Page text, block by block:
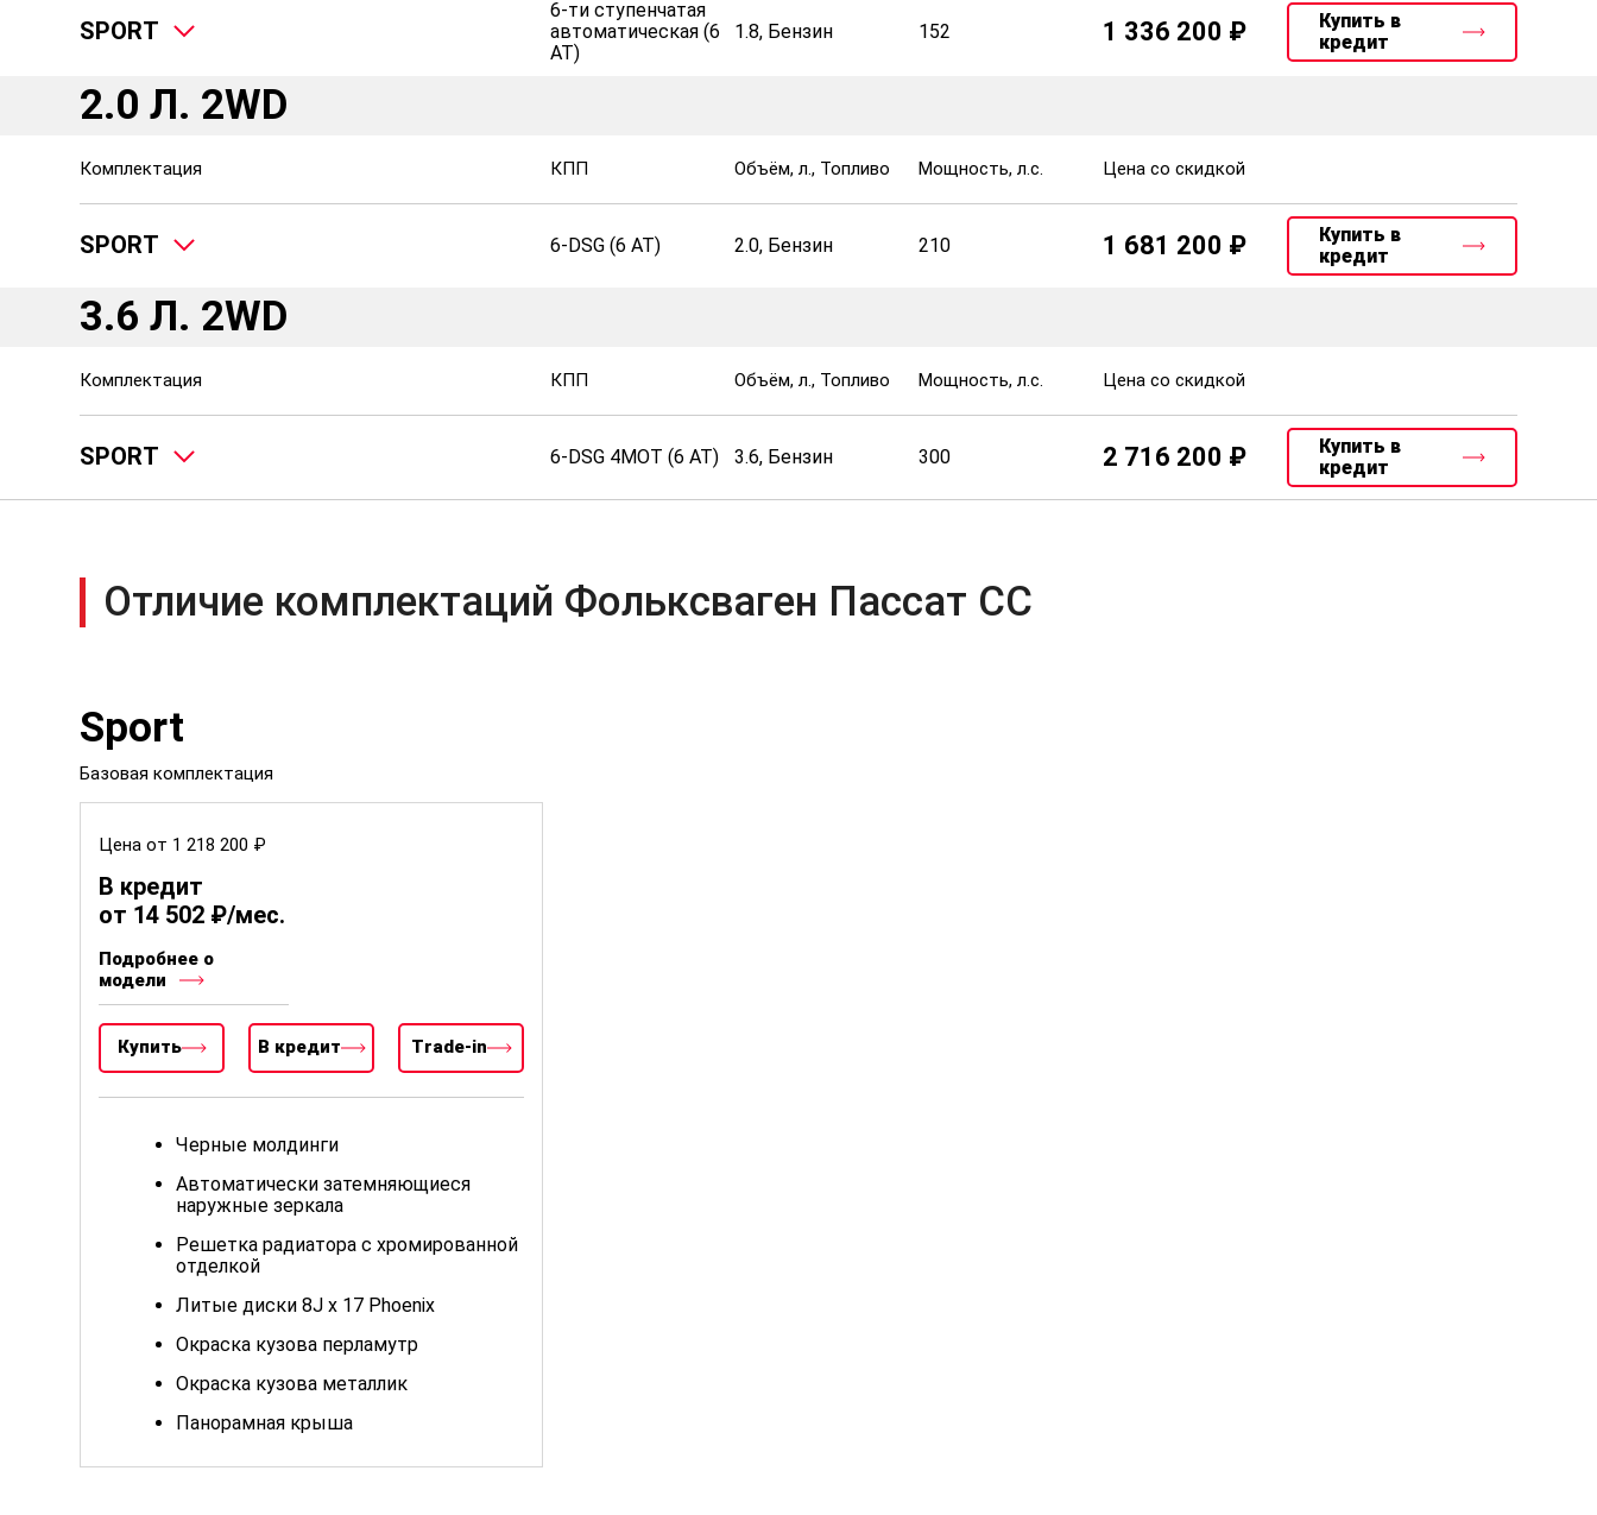
SPORT
6-ти ступенчатая
автоматическая (6
AT)
1.8, Бензин 152 1 336 200
Купить в
кредит
2.0 Л. 2WD
Комплектация КПП Объём, л., Топливо Мощность, л.с. Цена со скидкой
SPORT 6-DSG (6 AT) 2.0, Бензин 210 1 681 200
Купить в
кредит
3.6 Л. 2WD
Комплектация КПП Объём, л., Топливо Мощность, л.с. Цена со скидкой
SPORT 6-DSG 4MOT (6 AT) 3.6, Бензин 300 2 716 200
Купить в
кредит
Отличие комплектаций Фольксваген Пассат СС
Sport
Базовая комплектация
Цена от 1 218 200 ₽
В кредит
от 14 502 ₽/мес.
Подробнее о
модели
Купить В кредит Trade-in
Черные молдинги
Автоматически затемняющиеся
наружные зеркала
Решетка радиатора с хромированной
отделкой
Литые диски 8J x 17 Phoenix
Окраска кузова перламутр
Окраска кузова металлик
Панорамная крыша
Лобовое стекло с теплоотражающим